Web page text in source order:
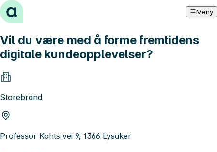
Hopp til innhold Meny
Vil du være med å forme fremtidens
digitale kundeopplevelser?
Storebrand
Professor Kohts vei 9, 1366 Lysaker